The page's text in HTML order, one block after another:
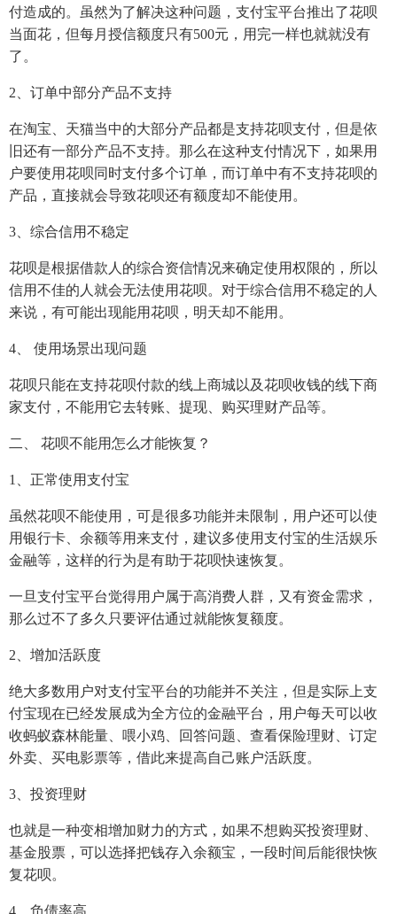
付造成的。虽然为了解决这种问题，支付宝平台推出了花呗
当面花，但每月授信额度只有500元，用完一样也就就没有
了。
2、订单中部分产品不支持
在淘宝、天猫当中的大部分产品都是支持花呗支付，但是依
旧还有一部分产品不支持。那么在这种支付情况下，如果用
户要使用花呗同时支付多个订单，而订单中有不支持花呗的
产品，直接就会导致花呗还有额度却不能使用。
3、综合信用不稳定
花呗是根据借款人的综合资信情况来确定使用权限的，所以
信用不佳的人就会无法使用花呗。对于综合信用不稳定的人
来说，有可能出现能用花呗，明天却不能用。
4、 使用场景出现问题
花呗只能在支持花呗付款的线上商城以及花呗收钱的线下商
家支付，不能用它去转账、提现、购买理财产品等。
二、 花呗不能用怎么才能恢复？
1、正常使用支付宝
虽然花呗不能使用，可是很多功能并未限制，用户还可以使
用银行卡、余额等用来支付，建议多使用支付宝的生活娱乐
金融等，这样的行为是有助于花呗快速恢复。
一旦支付宝平台觉得用户属于高消费人群，又有资金需求，
那么过不了多久只要评估通过就能恢复额度。
2、增加活跃度
绝大多数用户对支付宝平台的功能并不关注，但是实际上支
付宝现在已经发展成为全方位的金融平台，用户每天可以收
收蚂蚁森林能量、喂小鸡、回答问题、查看保险理财、订定
外卖、买电影票等，借此来提高自己账户活跃度。
3、投资理财
也就是一种变相增加财力的方式，如果不想购买投资理财、
基金股票，可以选择把钱存入余额宝，一段时间后能很快恢
复花呗。
4、负债率高